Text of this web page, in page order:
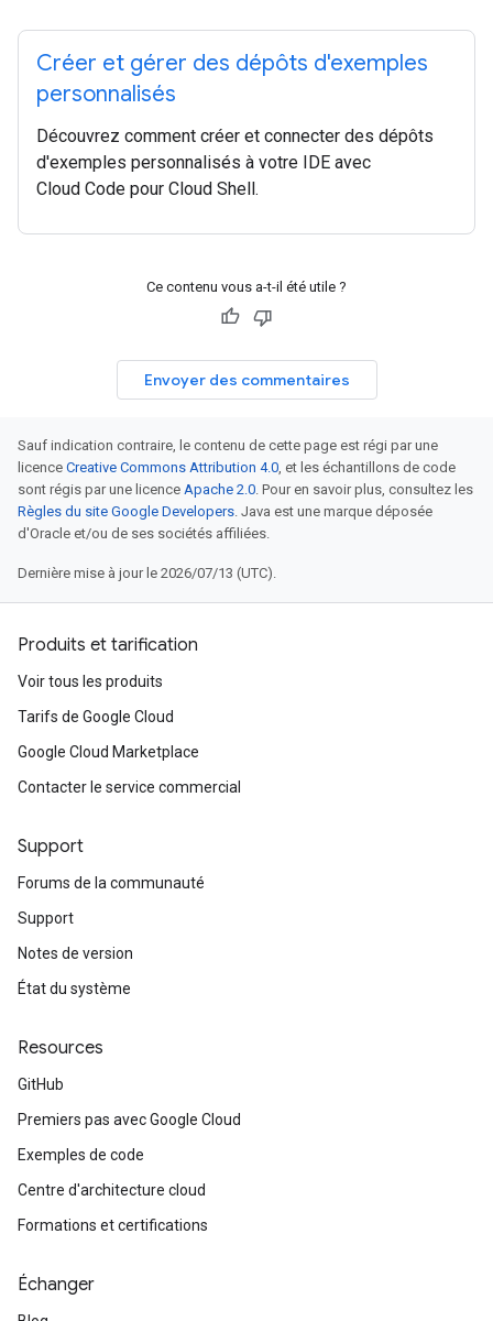
Créer et gérer des dépôts d'exemples
personnalisés
Découvrez comment créer et connecter des dépôts
d'exemples personnalisés à votre IDE avec
Cloud Code pour Cloud Shell.
Ce contenu vous a-t-il été utile ?
Envoyer des commentaires
Sauf indication contraire, le contenu de cette page est régi par une
licence Creative Commons Attribution 4.0, et les échantillons de code
sont régis par une licence Apache 2.0. Pour en savoir plus, consultez les
Règles du site Google Developers. Java est une marque déposée
d'Oracle et/ou de ses sociétés affiliées.
Dernière mise à jour le 2026/07/13 (UTC).
Produits et tarification
Voir tous les produits
Tarifs de Google Cloud
Google Cloud Marketplace
Contacter le service commercial
Support
Forums de la communauté
Support
Notes de version
État du système
Resources
GitHub
Premiers pas avec Google Cloud
Exemples de code
Centre d'architecture cloud
Formations et certifications
Échanger